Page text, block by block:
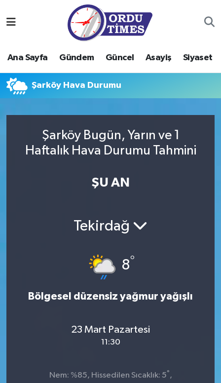
Ana Sayfa Gündem Güncel Asayiş Siyaset
Şarköy Hava Durumu
Şarköy Bugün, Yarın ve 1
Haftalık Hava Durumu Tahmini
ŞU AN
Tekirdağ
8°
Bölgesel düzensiz yağmur yağışlı
23 Mart Pazartesi
11:30
Nem: %85, Hissedilen Sıcaklık: 5° ,
Gündem
Güncel
Siyaset
Ordu Nöbetçi Eczaneler
Ordu Hava Durumu
Ordu Namaz Vakitleri
Süper Lig Puan Durumu ve Fikstür
Son Dakika Haberleri